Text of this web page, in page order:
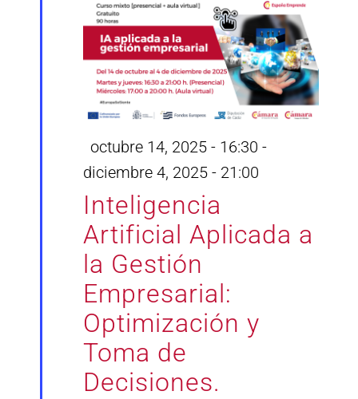
Inteligencia
Artificial Aplicada a
la Gestión
Empresarial:
Optimización y
Toma de
Decisiones.
Destacado
octubre 14, 2025 - 16:30 -
diciembre 4, 2025 - 21:00